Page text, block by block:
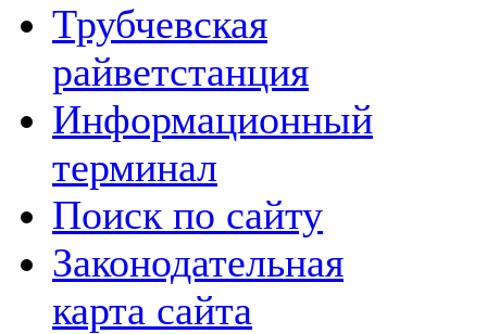
Трубчевская
райветстанция
Информационный
терминал
Поиск по сайту
Законодательная
карта сайта